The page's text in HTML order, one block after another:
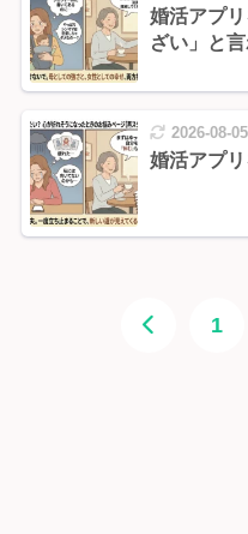
婚活アプ
ざい」と
2026-08-05
婚活アプ
1